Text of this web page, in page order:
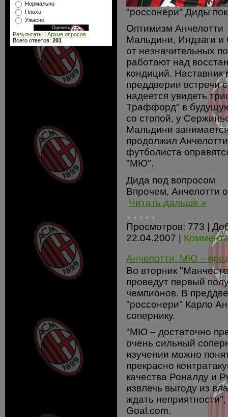
Нормально
Плохо
Ужасно
Результаты | Архив опросов
Всего ответов: 201
"россонери" Диды
Оптимизм Анчелотти
Мальдини, Индзаги и
от незначительных
работают над
кондиций.
преддверии встречи
надеется увидеть
Траффорд" в
со стопой, у
Мальдини
продолжил
футболиста
"МЮ".
Дида под вопросом
Впрочем, Анчелотти
Читать дальше »
Просмотров: 773 |
22.04.2007 |
Анчелотти: МЮ –
Во вторник
проведут первый
чемпионов. В
"россонери" Карло
сопернику.
"МЮ – достаточно
очень сильный
изучении можно
прекрасно
качества Роналду и
извлечь выгоду из
ждать
Goal.com.